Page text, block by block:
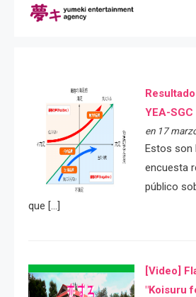
YEA-SGC
en 17
Estos son
encuesta
público
que […]
[Video]
"Koisuru